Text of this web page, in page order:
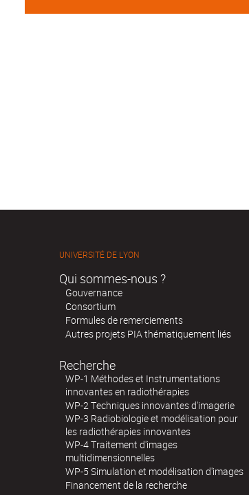
UNIVERSITÉ DE LYON
Qui sommes-nous ?
Gouvernance
Consortium
Formules de remerciements
Autres projets PIA thématiquement liés
Recherche
WP-1 Méthodes et Instrumentations
innovantes en radiothérapies
WP-2 Techniques innovantes d'imagerie
WP-3 Radiobiologie et modélisation pour
les radiothérapies innovantes
WP-4 Traitement d'images
multidimensionnelles
WP-5 Simulation et modélisation d'images
Financement de la recherche